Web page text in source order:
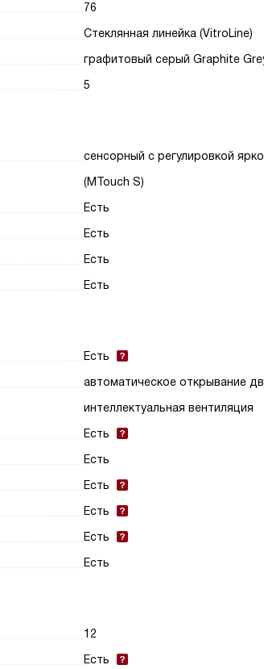
76
Стеклянная линейка (VitroLine)
графитовый серый Graphite
5
сенсорный с регулировкой
(MTouch S)
Есть
Есть
Есть
Есть
Есть
автоматическое открывание
интеллектуальная вентиляция
Есть
Есть
Есть
Есть
Есть
Есть
12
Есть